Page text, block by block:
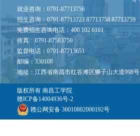
就业咨询：0791-87713756
招生咨询：0791-87713723 87713758 87713759
免费招生咨询电话：400 102 6161
传真：0791-87583759
监督电话：0791-87713651
邮编：330108
地址：江西省南昌市红谷滩区狮子山大道998号
版权所有 南昌工学院
赣ICP备14004936号-2
赣公网安备 36010802000192号